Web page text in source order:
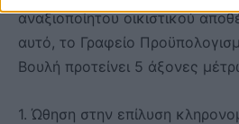
αναξιοποίητου οικιστικού
αυτό, το Γραφείο
Βουλή προτείνει 5 άξονες
1. Ώθηση στην επίλυση